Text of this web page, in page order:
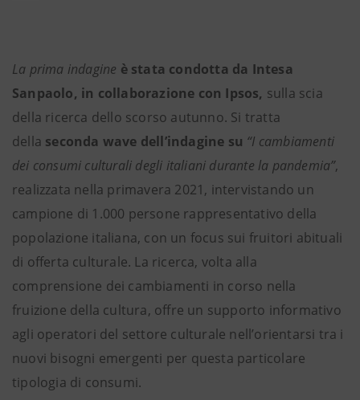
La prima indagine è stata condotta da Intesa
Sanpaolo, in collaborazione con Ipsos, sulla scia
della ricerca dello scorso autunno. Si tratta
della seconda wave dell’indagine su “I cambiamenti
dei consumi culturali degli italiani durante la pandemia”,
realizzata nella primavera 2021, intervistando un
campione di 1.000 persone rappresentativo della
popolazione italiana, con un focus sui fruitori abituali
di offerta culturale. La ricerca, volta alla
comprensione dei cambiamenti in corso nella
fruizione della cultura, offre un supporto informativo
agli operatori del settore culturale nell’orientarsi tra i
nuovi bisogni emergenti per questa particolare
tipologia di consumi.